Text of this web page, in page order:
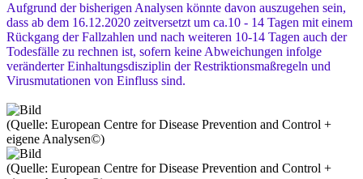
Aufgrund der bisherigen Analysen könnte davon auszugehen sein,
dass ab dem 16.12.2020 zeitversetzt um ca.10 - 14 Tagen mit einem
Rückgang der Fallzahlen und nach weiteren 10-14 Tagen auch der
Todesfälle zu rechnen ist, sofern keine Abweichungen infolge
veränderter Einhaltungsdisziplin der Restriktionsmaßregeln und
Virusmutationen von Einfluss sind.
(Quelle: European Centre for Disease Prevention and Control +
eigene Analysen©)
(Quelle: European Centre for Disease Prevention and Control +